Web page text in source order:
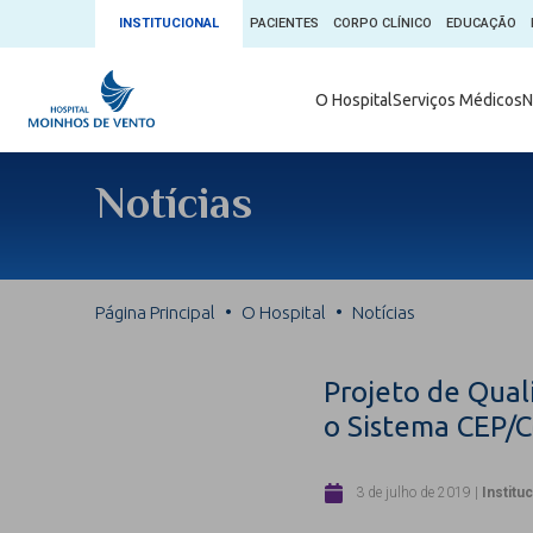
INSTITUCIONAL PACIENTES CORPO CLÍNICO EDUCAÇÃO
O HospitalServiços Médicos
Serviços Médicos
Núcleos e Especialidades
Fale com o Moinhos
Ambulatório
Comitê de
Doação de
Escritório
Escritório
Notícias
Página Principal O Hospital Notícias
Projeto de
o Sistema CEP/
3 de julho de 2019